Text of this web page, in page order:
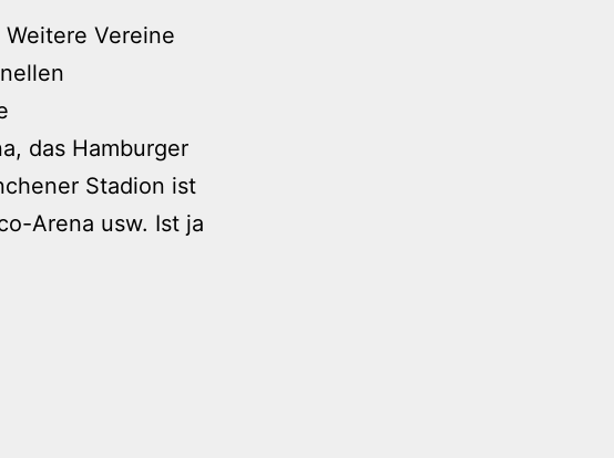
Vereine
das Hamburger
Stadion ist
Arena usw. Ist ja